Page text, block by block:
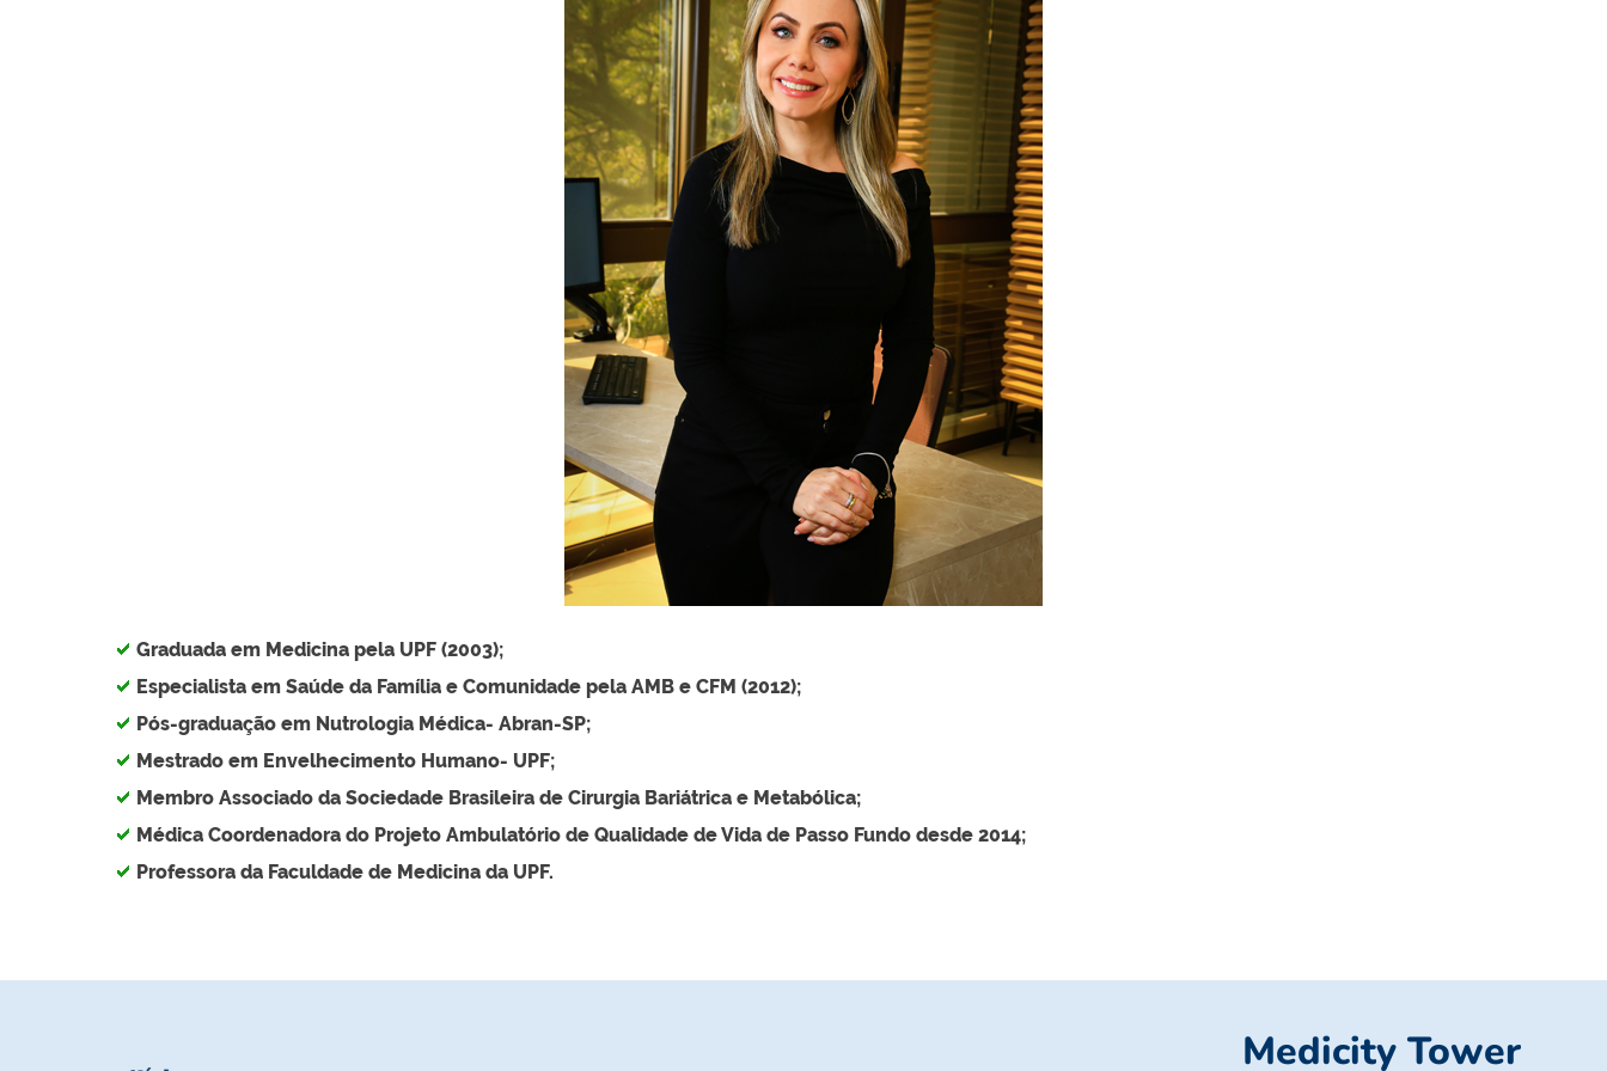
Graduada em Medicina pela UPF (2003);
Especialista em Saúde da Família e Comunidade pela AMB e CFM (2012);
Pós-graduação em Nutrologia Médica- Abran-SP;
Mestrado em Envelhecimento Humano- UPF;
Membro Associado da Sociedade Brasileira de Cirurgia Bariátrica e Metabólica;
Médica Coordenadora do Projeto Ambulatório de Qualidade de Vida de Passo Fundo desde 2014;
Professora da Faculdade de Medicina da UPF.
Medicity Tower